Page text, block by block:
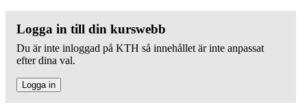
Logga in till din kurswebb
Du är inte inloggad på KTH så innehållet är inte anpassat
efter dina val.
Logga in